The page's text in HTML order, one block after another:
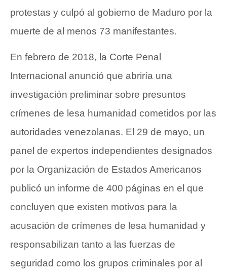
protestas y culpó al gobierno de Maduro por la
muerte de al menos 73 manifestantes.
En febrero de 2018, la Corte Penal
Internacional anunció que abriría una
investigación preliminar sobre presuntos
crímenes de lesa humanidad cometidos por las
autoridades venezolanas. El 29 de mayo, un
panel de expertos independientes designados
por la Organización de Estados Americanos
publicó un informe de 400 páginas en el que
concluyen que existen motivos para la
acusación de crímenes de lesa humanidad y
responsabilizan tanto a las fuerzas de
seguridad como los grupos criminales por al